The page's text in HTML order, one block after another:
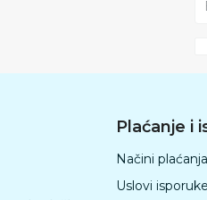
Plaćanje i
Načini plaćanja
Uslovi isporuke